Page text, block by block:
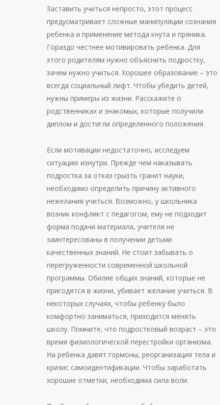
Заставить учиться непросто, этот процесс
предусматривает сложные манипуляции сознания
ребенка и применение метода кнута и пряника.
Гораздо честнее мотивировать ребенка. Для
этого родителям нужно объяснить подростку,
зачем нужно учиться. Хорошее образование – это
всегда социальный лифт. Чтобы убедить детей,
нужны примеры из жизни. Расскажите о
родственниках и знакомых, которые получили
диплом и достигли определенного положения.
Если мотивации недостаточно, исследуем
ситуацию изнутри. Прежде чем наказывать
подростка за отказ грызть гранит науки,
необходимо определить причину активного
нежелания учиться. Возможно, у школьника
возник конфликт с педагогом, ему не подходит
форма подачи материала, учителя не
заинтересованы в получении детьми
качественных знаний. Не стоит забывать о
перегруженности современной школьной
программы. Обилие общих знаний, которые не
пригодятся в жизни, убивает желание учиться. В
некоторых случаях, чтобы ребенку было
комфортно заниматься, приходится менять
школу. Помните, что подростковый возраст – это
время физиологической перестройки организма.
На ребенка давят гормоны, реорганизация тела и
кризис самоидентификации. Чтобы заработать
хорошие отметки, необходима сила воли.